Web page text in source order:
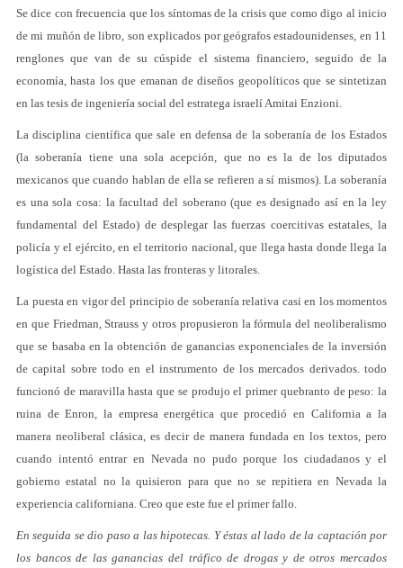
Se dice con frecuencia que los síntomas de la crisis que como digo al inicio
de mi muñón de libro, son explicados por geógrafos estadounidenses, en 11
renglones que van de su cúspide el sistema financiero, seguido de la
economía, hasta los que emanan de diseños geopolíticos que se sintetizan
en las tesis de ingeniería social del estratega israelí Amitai Enzioni.
La disciplina científica que sale en defensa de la soberanía de los Estados
(la soberanía tiene una sola acepción, que no es la de los diputados
mexicanos que cuando hablan de ella se refieren a sí mismos). La soberanía
es una sola cosa: la facultad del soberano (que es designado así en la ley
fundamental del Estado) de desplegar las fuerzas coercitivas estatales, la
policía y el ejército, en el territorio nacional, que llega hasta donde llega la
logística del Estado. Hasta las fronteras y litorales.
La puesta en vigor del principio de soberanía relativa casi en los momentos
en que Friedman, Strauss y otros propusieron la fórmula del neoliberalismo
que se basaba en la obtención de ganancias exponenciales de la inversión
de capital sobre todo en el instrumento de los mercados derivados. todo
funcionó de maravilla hasta que se produjo el primer quebranto de peso: la
ruina de Enron, la empresa energética que procedió en California a la
manera neoliberal clásica, es decir de manera fundada en los textos, pero
cuando intentó entrar en Nevada no pudo porque los ciudadanos y el
gobierno estatal no la quisieron para que no se repitiera en Nevada la
experiencia californiana. Creo que este fue el primer fallo.
En seguida se dio paso a las hipotecas. Y éstas al lado de la captación por
los bancos de las ganancias del tráfico de drogas y de otros mercados